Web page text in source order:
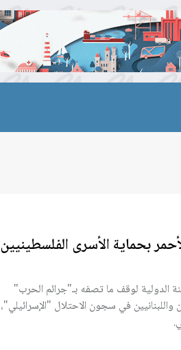
بحماية الأسرى الفلسطينيين
الدولية لوقف ما تصفه بـ"جرائم الحرب"
في سجون الاحتلال "الإسرائيلي"،